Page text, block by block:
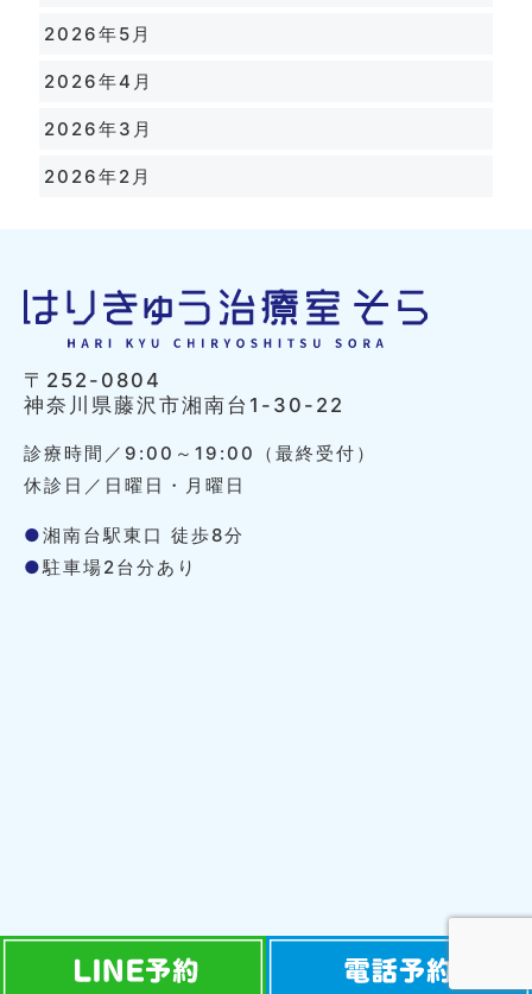
2026年5月
2026年4月
2026年3月
2026年2月
〒252-0804
神奈川県藤沢市湘南台1-30-22
診療時間／9:00～19:00（最終受付）
休診日／日曜日・月曜日
●湘南台駅東口 徒歩8分
●駐車場2台分あり
Copyright © Copyright © 治療室そら All Rights Reserved.